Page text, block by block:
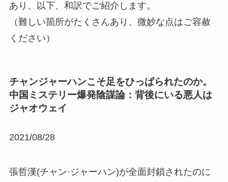
あり、以下、和訳でご紹介します。
（難しい箇所がたくさんあり、微妙な点はご容赦
ください）
チャンジャーハンこそ足をひっぱられたのか。
中国ミステリー爆発陰謀論：背後にいる悪人は
ジャオウェイ
2021/08/28
張哲漢(チャン·ジャーハン)が全面封鎖されたのに